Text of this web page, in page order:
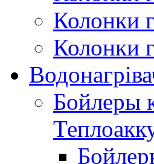
Колонки
Колонки
Бойлеры